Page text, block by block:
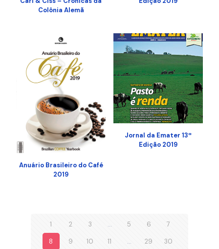
Colônia Alemã
Anuário Brasileiro do Café
2019
Jornal da Emater 13ª
Edição 2019
1 2 3 … 5 6 7
8 9 10 11 … 29 30